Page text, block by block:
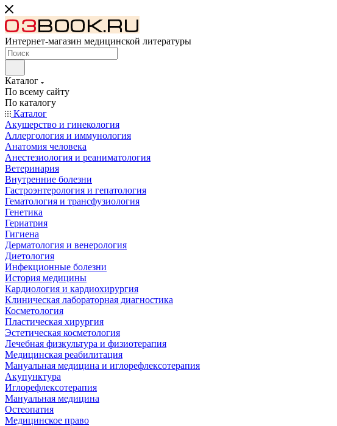
Интернет-магазин медицинской литературы
Каталог
По всему сайту
По каталогу
Каталог
Акушерство и гинекология
Аллергология и иммунология
Анатомия человека
Анестезиология и реаниматология
Ветеринария
Внутренние болезни
Гастроэнтерология и гепатология
Гематология и трансфузиология
Генетика
Гериатрия
Гигиена
Дерматология и венерология
Диетология
Инфекционные болезни
История медицины
Кардиология и кардиохирургия
Клиническая лабораторная диагностика
Косметология
Пластическая хирургия
Эстетическая косметология
Лечебная физкультура и физиотерапия
Медицинская реабилитация
Мануальная медицина и иглорефлексотерапия
Акупунктура
Иглорефлексотерапия
Мануальная медицина
Остеопатия
Медицинское право